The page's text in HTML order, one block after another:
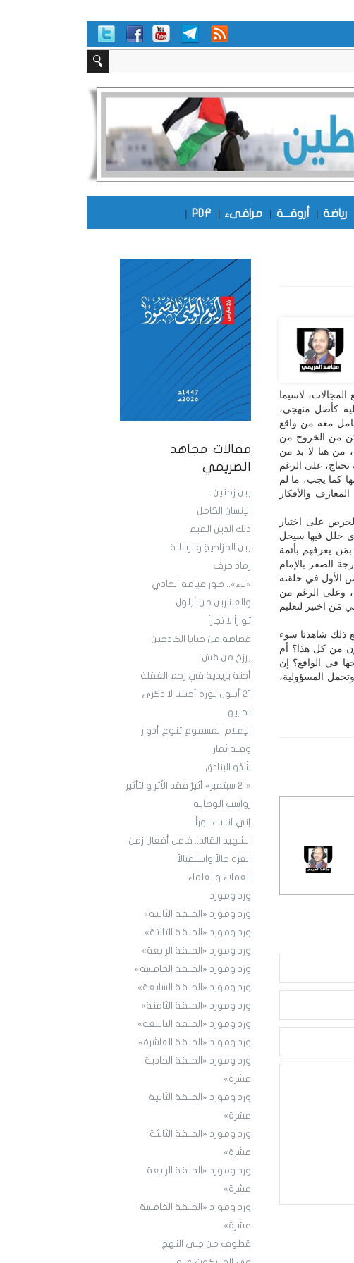
رياضة | أروقـــة | مرافىء |
PDF
|
مقالات مجاهد
الصريمي
بين زمنين..
الإنسان الكامل
ذلك الدين القيم
بين المزاجيةِ والرسالة
رماد حرف
«لاء».. صور قيامة الحادي
والعشرين من أيلول
ثواراً لا تجاراً
قصاصة من حنايا الكادحين
برزخ من قش
أجنة يزيدية في رحم الغفلة
21 أيلول ثورة أحيتنا لا ذكرى
نحييها
الإعلام المسموع تنوع أدوار
وقلة ثمار
شَدْو البنادق
«21 سبتمبر» أثيرٌ فقد الأثر والتأثير
رواسب الوصاية
إني آنست نوراً
الشهيد القائد.. فاعل أفعال زمن
العزة حالاً واستقبالاً
العملاء والعلماء
ورد ومورد
ورد ومورد «الحلقة الثانية»
ورد ومورد «الحلقة الثالثة»
ورد ومورد «الحلقة الرابعة»
ورد ومورد «الحلقة الخامسة»
ورد ومورد «الحلقة السابعة»
ورد ومورد «الحلقة الثامنة»
ورد ومورد «الحلقة التاسعة»
ورد ومورد «الحلقة العاشرة»
ورد ومورد «الحلقة الحادية
عشرة»
ورد ومورد «الحلقة الثانية
عشرة»
ورد ومورد «الحلقة الثالثة
عشرة»
ورد ومورد «الحلقة الرابعة
عشرة»
ورد ومورد «الحلقة الخامسة
عشرة»
قطوف من جنى النهج
لاسيما
كأصل منهجي،
معه من واقع
من الخروج من
من هنا لا بد من
تحتاج، على الرغم
كما يجب، ما لم
والأفكار
على اختيار
خلل فيها سيخل
يعرفهم بأئمة
الصفر بالإمام
الأول في حلقته
وعلى الرغم من
مَن اختير لتعليم
ذلك شاهدنا سوء
من كل هذا؟ أم
في الواقع؟ إن
المسؤولية،